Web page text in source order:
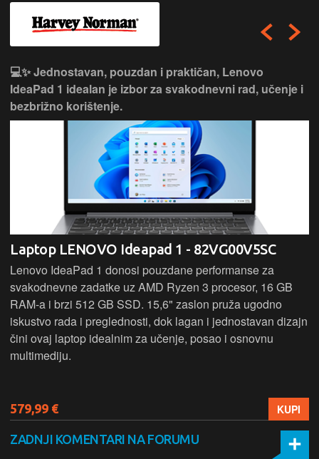
💻✨ Jednostavan, pouzdan i praktičan, Lenovo
IdeaPad 1 idealan je izbor za svakodnevni rad, učenje i
bezbrižno korištenje.
Laptop LENOVO Ideapad 1 - 82VG00V5SC
Lenovo IdeaPad 1 donosi pouzdane performanse za
svakodnevne zadatke uz AMD Ryzen 3 procesor, 16 GB
RAM-a i brzi 512 GB SSD. 15,6" zaslon pruža ugodno
iskustvo rada i preglednosti, dok lagan i jednostavan dizajn
čini ovaj laptop idealnim za učenje, posao i osnovnu
multimediju.
579,99 € KUPI
ZADNJI KOMENTARI NA FORUMU